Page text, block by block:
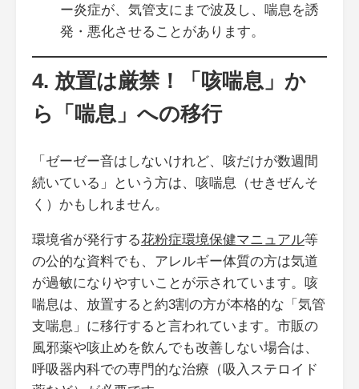
ー炎症が、気管支にまで波及し、喘息を誘
発・悪化させることがあります。
4. 放置は厳禁！「咳喘息」か
ら「喘息」への移行
「ゼーゼー音はしないけれど、咳だけが数週間
続いている」という方は、咳喘息（せきぜんそ
く）かもしれません。
環境省が発行する花粉症環境保健マニュアル等
の公的な資料でも、アレルギー体質の方は気道
が過敏になりやすいことが示されています。咳
喘息は、放置すると約3割の方が本格的な「気管
支喘息」に移行すると言われています。市販の
風邪薬や咳止めを飲んでも改善しない場合は、
呼吸器内科での専門的な治療（吸入ステロイド